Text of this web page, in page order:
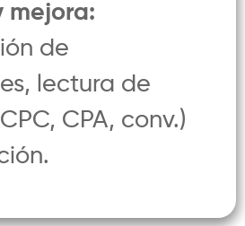
mejora:
de
lectura de
CPA, conv.)